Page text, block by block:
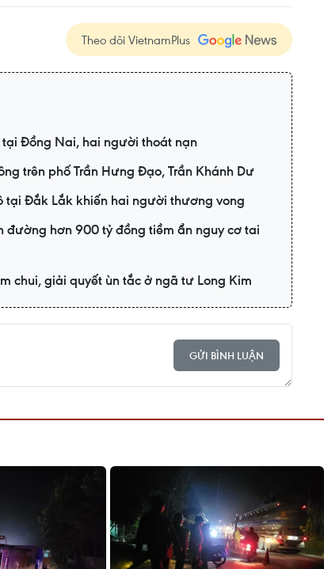
Theo dõi VietnamPlus
Đồng Nai, hai người thoát nạn
trên phố Trần Hưng Đạo, Trần Khánh Dư
tại Đắk Lắk khiến hai người thương vong
hơn 900 tỷ đồng tiềm ẩn nguy cơ tai
chui, giải quyết ùn tắc ở ngã tư Long Kim
GỬI BÌNH LUẬN